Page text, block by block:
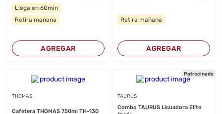
Llega en 60min
Retira mañana
AGREGAR
Retira mañana
AGREGAR
THOMAS
Cafetera THOMAS 750ml TH-130
Patrocinado
TAURUS
Combo TAURUS Licuadora Elite